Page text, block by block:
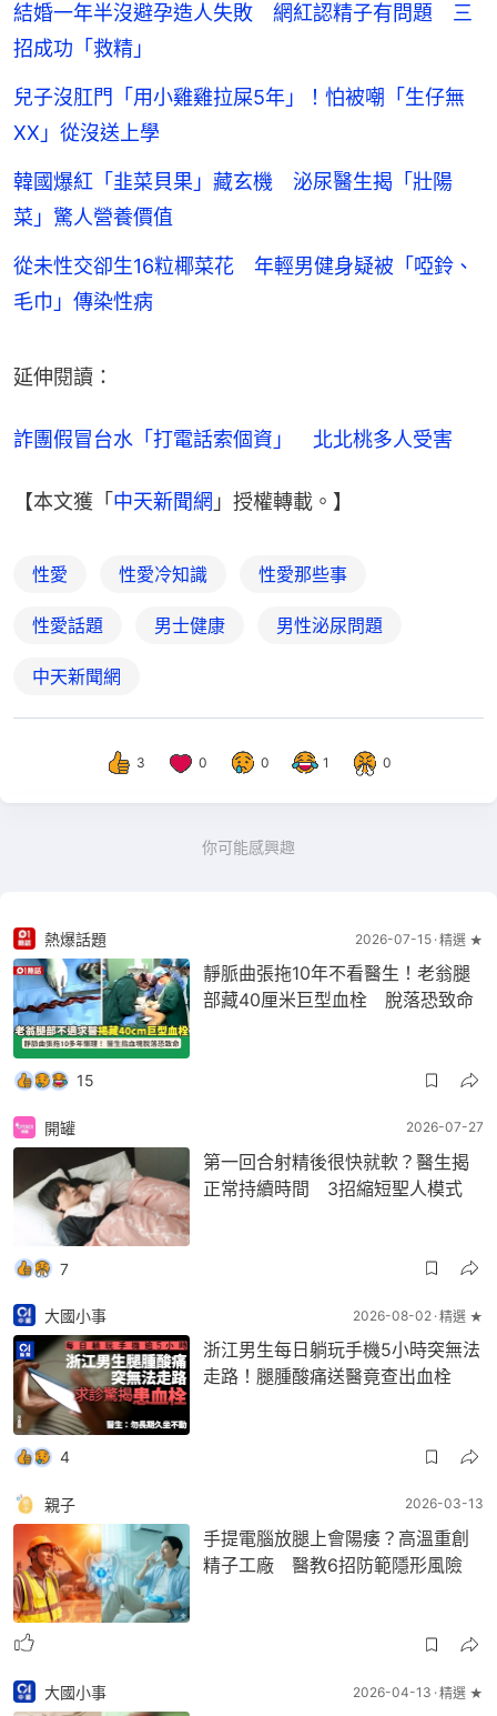
結婚一年半沒避孕造人失敗 網紅認精子有問題 三
招成功「救精」
兒子沒肛門「用小雞雞拉屎5年」！怕被嘲「生仔無
XX」從沒送上學
韓國爆紅「韭菜貝果」藏玄機 泌尿醫生揭「壯陽
菜」驚人營養價值
從未性交卻生16粒椰菜花 年輕男健身疑被「啞鈴、
毛巾」傳染性病
延伸閱讀：
詐團假冒台水「打電話索個資」　北北桃多人受害
【本文獲「 中天新聞網 」授權轉載。】
性愛 性愛冷知識 性愛那些事
性愛話題 男士健康 男性泌尿問題
中天新聞網
3 0 0 1 0
你可能感興趣
熱爆話題 2026-07-15 精選 ★
靜脈曲張拖10年不看醫生！老翁腿
部藏40厘米巨型血栓 脫落恐致命
15
開罐 2026-07-27
第一回合射精後很快就軟？醫生揭
正常持續時間 3招縮短聖人模式
7
大國小事 2026-08-02 精選 ★
浙江男生每日躺玩手機5小時突無法
走路！腿腫酸痛送醫竟查出血栓
4
親子 2026-03-13
手提電腦放腿上會陽痿？高溫重創
精子工廠 醫教6招防範隱形風險
大國小事 2026-04-13 精選 ★